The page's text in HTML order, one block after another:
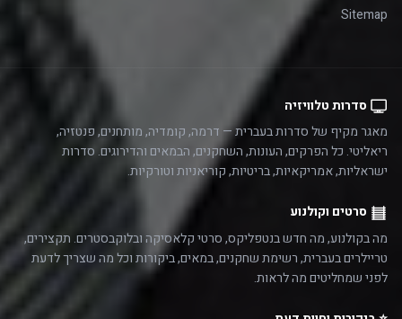
Sitemap
סדרות טלוויזיה
מאגר מקיף של סדרות בעברית — דרמה, קומדיה, מותחנים, פנטזיה,
ריאליטי. כל הפרקים, העונות, השחקנים, הבמאים והדירוגים. סדרות
ישראליות, אמריקאיות, בריטיות, קוריאניות וטורקיות.
סרטים וקולנוע
מה בקולנוע, מה חדש בנטפליקס, סרטי קלאסיקה ובלוקבסטרים. תקצירים,
טריילרים בעברית, רשימת שחקנים, במאים, ביקורות וכל מה שצריך לדעת
לפני שמחליטים מה לראות.